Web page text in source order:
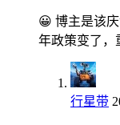
😀 博主是该
年政策变了，
行星带